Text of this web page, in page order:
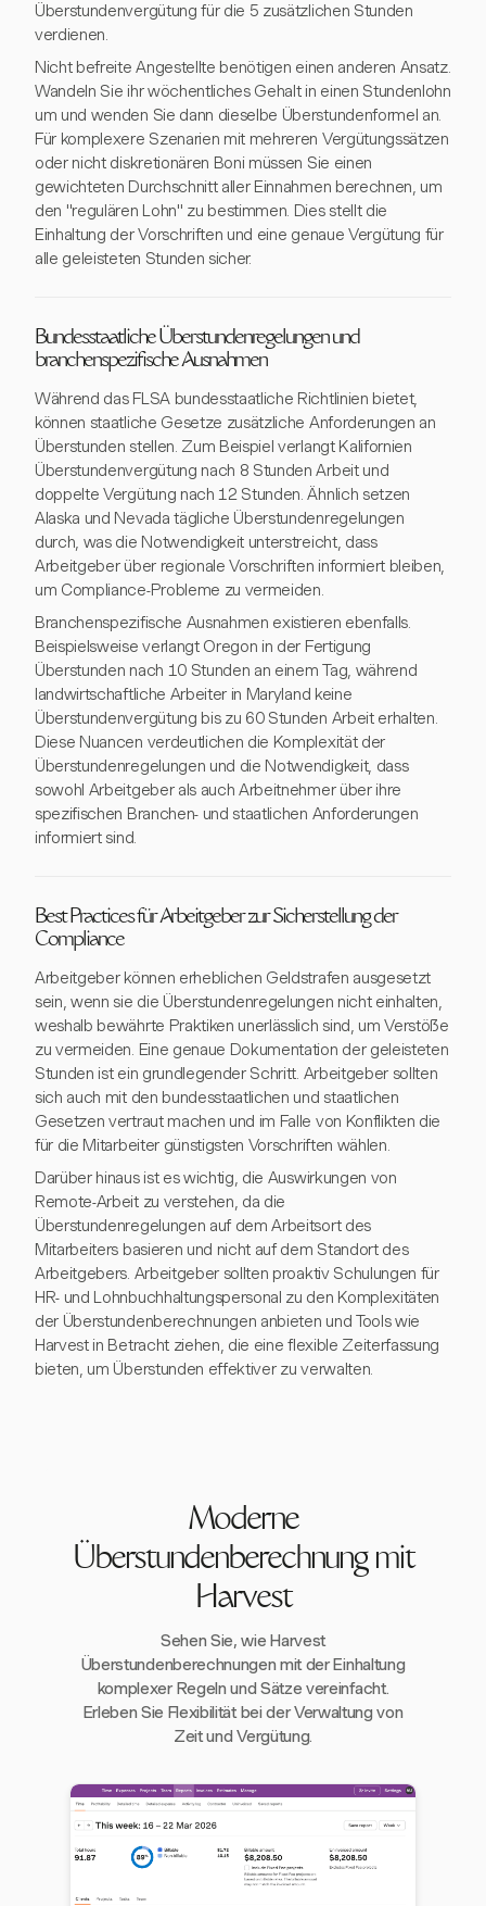
Überstundenvergütung für die 5 zusätzlichen Stunden
verdienen.
Nicht befreite Angestellte benötigen einen anderen Ansatz.
Wandeln Sie ihr wöchentliches Gehalt in einen Stundenlohn
um und wenden Sie dann dieselbe Überstundenformel an.
Für komplexere Szenarien mit mehreren Vergütungssätzen
oder nicht diskretionären Boni müssen Sie einen
gewichteten Durchschnitt aller Einnahmen berechnen, um
den "regulären Lohn" zu bestimmen. Dies stellt die
Einhaltung der Vorschriften und eine genaue Vergütung für
alle geleisteten Stunden sicher.
Bundesstaatliche Überstundenregelungen und
branchenspezifische Ausnahmen
Während das FLSA bundesstaatliche Richtlinien bietet,
können staatliche Gesetze zusätzliche Anforderungen an
Überstunden stellen. Zum Beispiel verlangt Kalifornien
Überstundenvergütung nach 8 Stunden Arbeit und
doppelte Vergütung nach 12 Stunden. Ähnlich setzen
Alaska und Nevada tägliche Überstundenregelungen
durch, was die Notwendigkeit unterstreicht, dass
Arbeitgeber über regionale Vorschriften informiert bleiben,
um Compliance-Probleme zu vermeiden.
Branchenspezifische Ausnahmen existieren ebenfalls.
Beispielsweise verlangt Oregon in der Fertigung
Überstunden nach 10 Stunden an einem Tag, während
landwirtschaftliche Arbeiter in Maryland keine
Überstundenvergütung bis zu 60 Stunden Arbeit erhalten.
Diese Nuancen verdeutlichen die Komplexität der
Überstundenregelungen und die Notwendigkeit, dass
sowohl Arbeitgeber als auch Arbeitnehmer über ihre
spezifischen Branchen- und staatlichen Anforderungen
informiert sind.
Best Practices für Arbeitgeber zur Sicherstellung der
Compliance
Arbeitgeber können erheblichen Geldstrafen ausgesetzt
sein, wenn sie die Überstundenregelungen nicht einhalten,
weshalb bewährte Praktiken unerlässlich sind, um Verstöße
zu vermeiden. Eine genaue Dokumentation der geleisteten
Stunden ist ein grundlegender Schritt. Arbeitgeber sollten
sich auch mit den bundesstaatlichen und staatlichen
Gesetzen vertraut machen und im Falle von Konflikten die
für die Mitarbeiter günstigsten Vorschriften wählen.
Darüber hinaus ist es wichtig, die Auswirkungen von
Remote-Arbeit zu verstehen, da die
Überstundenregelungen auf dem Arbeitsort des
Mitarbeiters basieren und nicht auf dem Standort des
Arbeitgebers. Arbeitgeber sollten proaktiv Schulungen für
HR- und Lohnbuchhaltungspersonal zu den Komplexitäten
der Überstundenberechnungen anbieten und Tools wie
Harvest in Betracht ziehen, die eine flexible Zeiterfassung
bieten, um Überstunden effektiver zu verwalten.
Moderne
Überstundenberechnung mit
Harvest
Sehen Sie, wie Harvest
Überstundenberechnungen mit der Einhaltung
komplexer Regeln und Sätze vereinfacht.
Erleben Sie Flexibilität bei der Verwaltung von
Zeit und Vergütung.